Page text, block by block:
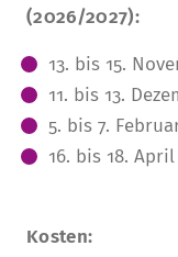
(2026/2027):
13. bis 15.
11. bis 13.
5. bis 7.
16. bis 18. April
Kosten: